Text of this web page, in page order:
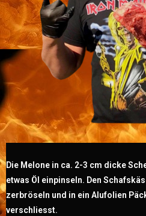
Die Melone in ca. 2-3 cm dicke
etwas Öl einpinseln. Den
zerbröseln und in ein Alufolien
verschliesst.